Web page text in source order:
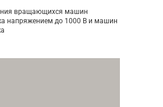
вращающихся машин
напряжением до 1000 В и машин